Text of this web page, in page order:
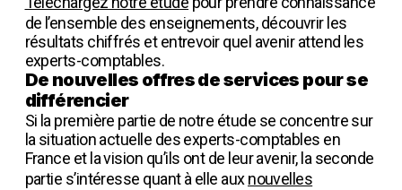
de l’ensemble des enseignements, découvrir les
résultats chiffrés et entrevoir quel avenir attend les
experts-comptables.
De nouvelles offres de services pour se
différencier
Si la première partie de notre étude se concentre sur
la situation actuelle des experts-comptables en
France et la vision qu’ils ont de leur avenir, la seconde
partie s’intéresse quant à elle auxnouvelles